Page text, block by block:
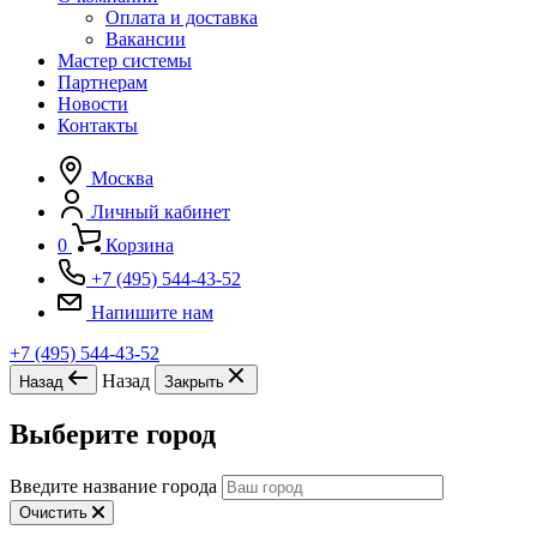
Оплата и доставка
Вакансии
Мастер системы
Партнерам
Новости
Контакты
Москва
Личный кабинет
0
Корзина
+7 (495) 544-43-52
Напишите нам
+7 (495) 544-43-52
Назад Назад Закрыть
Выберите город
Введите название города
Очистить